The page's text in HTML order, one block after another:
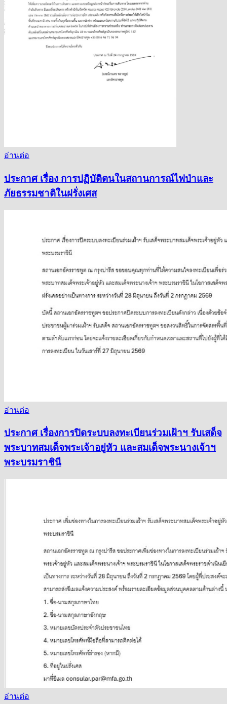
อ่านต่อ
ประกาศ เรื่อง การปฏิบัติตนในสถานการณ์ไฟป่าและ
ภัยธรรมชาติในฝรั่งเศส
อ่านต่อ
ประกาศ เรื่องการปิดระบบลงทะเบียนร่วมเฝ้าฯ รับเสด็จ
พระบาทสมเด็จพระเจ้าอยู่หัว และสมเด็จพระนางเจ้าฯ
พระบรมราชินี
อ่านต่อ